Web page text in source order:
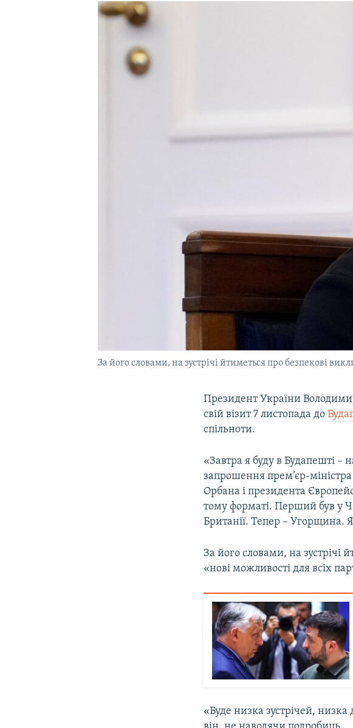
За його словами, на зустрічі йтиметься про безпекові
Президент України
свій візит 7 листопада до
спільноти.
«Завтра я буду в Будапешті –
запрошення прем’єр-
Орбана і президента
тому форматі. Перший був у
Британії. Тепер – Угорщина.
За його словами, на зустрічі
«нові можливості для всіх
«Буде низка зустрічей,